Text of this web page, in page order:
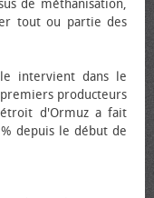
de méthanisation,
tout ou partie des
intervient dans le
producteurs
d'Ormuz a fait
depuis le début de